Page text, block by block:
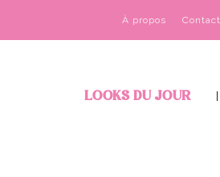
À propos Contact
LOOKS DU JOUR